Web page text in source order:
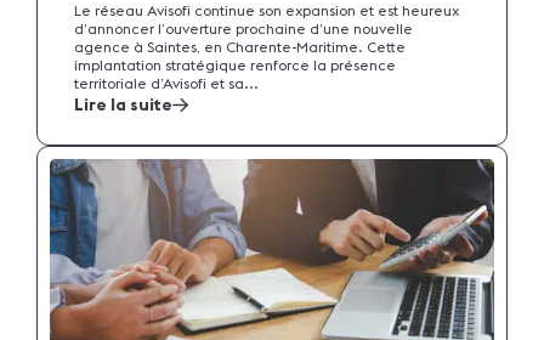
Le réseau Avisofi continue son expansion et est heureux
d’annoncer l’ouverture prochaine d’une nouvelle
agence à Saintes, en Charente-Maritime. Cette
implantation stratégique renforce la présence
territoriale d’Avisofi et sa...
Lire la suite